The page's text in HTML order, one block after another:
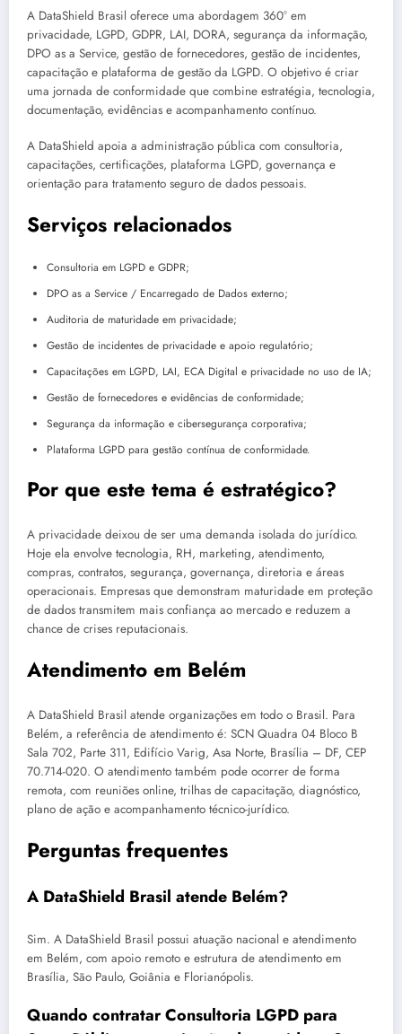
A DataShield Brasil oferece uma abordagem 360° em
privacidade, LGPD, GDPR, LAI, DORA, segurança da informação,
DPO as a Service, gestão de fornecedores, gestão de incidentes,
capacitação e plataforma de gestão da LGPD. O objetivo é criar
uma jornada de conformidade que combine estratégia, tecnologia,
documentação, evidências e acompanhamento contínuo.
A DataShield apoia a administração pública com consultoria,
capacitações, certificações, plataforma LGPD, governança e
orientação para tratamento seguro de dados pessoais.
Serviços relacionados
Consultoria em LGPD e GDPR;
DPO as a Service / Encarregado de Dados externo;
Auditoria de maturidade em privacidade;
Gestão de incidentes de privacidade e apoio regulatório;
Capacitações em LGPD, LAI, ECA Digital e privacidade no uso de IA;
Gestão de fornecedores e evidências de conformidade;
Segurança da informação e cibersegurança corporativa;
Plataforma LGPD para gestão contínua de conformidade.
Por que este tema é estratégico?
A privacidade deixou de ser uma demanda isolada do jurídico.
Hoje ela envolve tecnologia, RH, marketing, atendimento,
compras, contratos, segurança, governança, diretoria e áreas
operacionais. Empresas que demonstram maturidade em proteção
de dados transmitem mais confiança ao mercado e reduzem a
chance de crises reputacionais.
Atendimento em Belém
A DataShield Brasil atende organizações em todo o Brasil. Para
Belém, a referência de atendimento é: SCN Quadra 04 Bloco B
Sala 702, Parte 311, Edifício Varig, Asa Norte, Brasília – DF, CEP
70.714-020. O atendimento também pode ocorrer de forma
remota, com reuniões online, trilhas de capacitação, diagnóstico,
plano de ação e acompanhamento técnico-jurídico.
Perguntas frequentes
A DataShield Brasil atende Belém?
Sim. A DataShield Brasil possui atuação nacional e atendimento
em Belém, com apoio remoto e estrutura de atendimento em
Brasília, São Paulo, Goiânia e Florianópolis.
Quando contratar Consultoria LGPD para